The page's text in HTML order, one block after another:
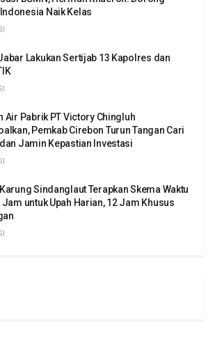
Naik Kelas
Lakukan Sertijab 13 Kapolres dan
Air Pabrik PT Victory Chingluh
Pemkab Cirebon Turun Tangan Cari
Jamin Kepastian Investasi
Sindanglaut Terapkan Skema Waktu
Jam untuk Upah Harian, 12 Jam Khusus